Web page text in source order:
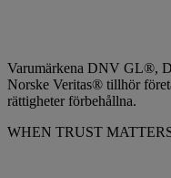
Varumärkena DNV GL®,
Norske Veritas® tillhör
rättigheter förbehållna.
WHEN TRUST